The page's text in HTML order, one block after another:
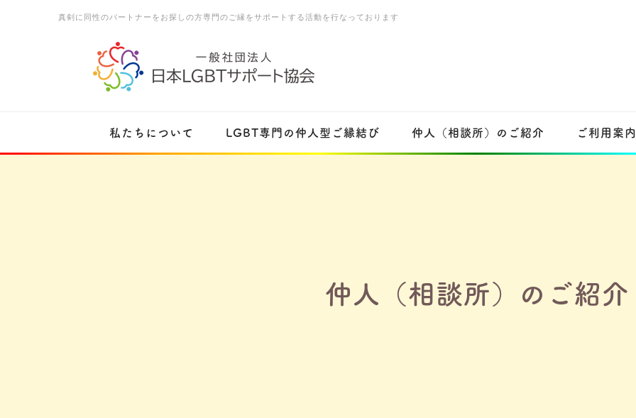
真剣に同性のパートナーをお探しの方専門のご縁をサポートする活動を行なっております
私たちについて LGBT専門の仲人型ご縁結び 仲人（相談所）のご紹介 ご利用案内
仲人（相談所）のご紹介